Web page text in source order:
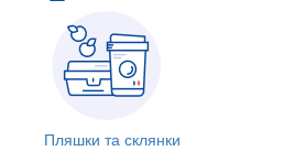
Пляшки та склянки